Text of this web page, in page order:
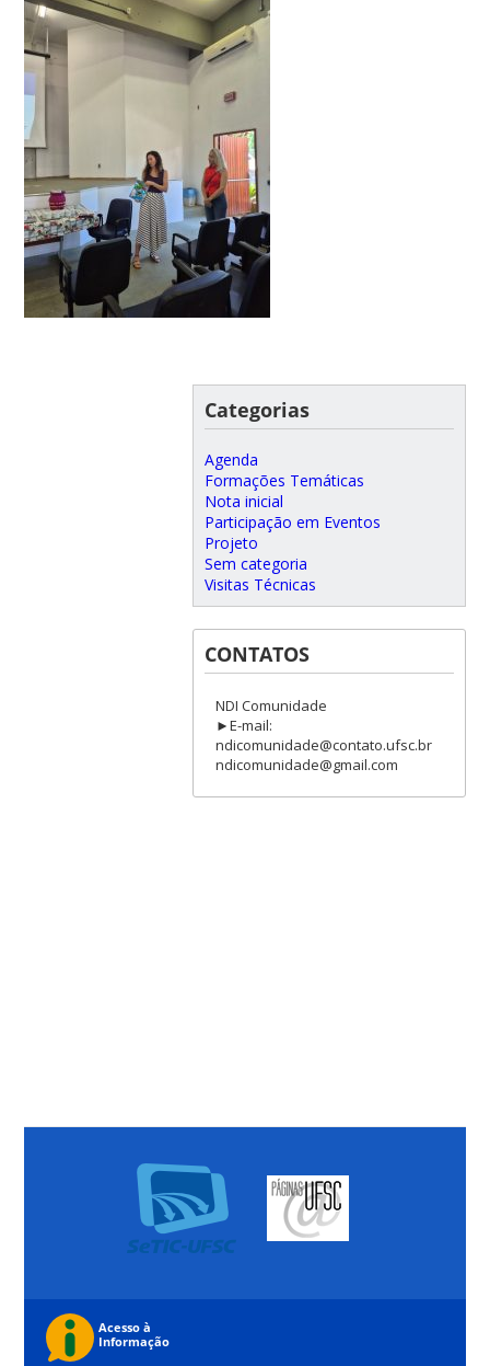
Categorias
Agenda
Formações Temáticas
Nota inicial
Participação em Eventos
Projeto
Sem categoria
Visitas Técnicas
CONTATOS
NDI Comunidade
►E-mail:
ndicomunidade@contato.ufsc.br
ndicomunidade@gmail.com